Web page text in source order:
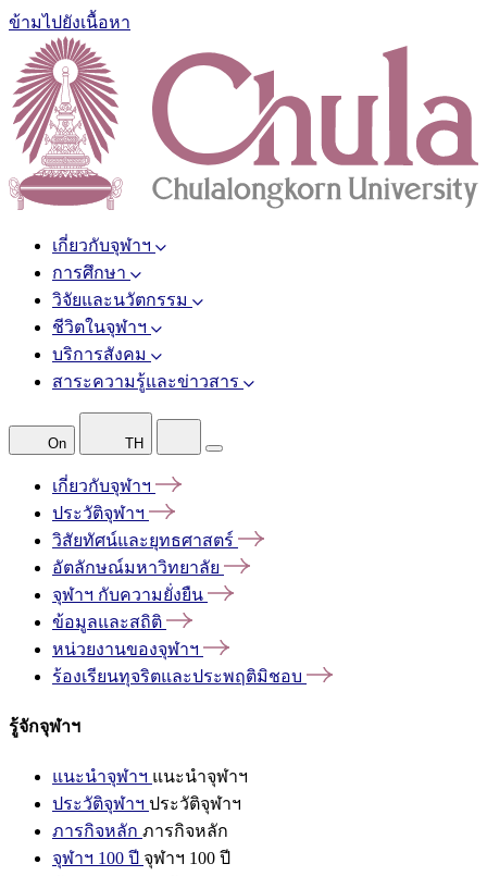
ข้ามไปยังเนื้อหา
เกี่ยวกับจุฬาฯ
การศึกษา
วิจัยและนวัตกรรม
ชีวิตในจุฬาฯ
บริการสังคม
สาระความรู้และข่าวสาร
On TH
เกี่ยวกับจุฬาฯ
ประวัติจุฬาฯ
วิสัยทัศน์และยุทธศาสตร์
อัตลักษณ์มหาวิทยาลัย
จุฬาฯ กับความยั่งยืน
ข้อมูลและสถิติ
หน่วยงานของจุฬาฯ
ร้องเรียนทุจริตและประพฤติมิชอบ
รู้จักจุฬาฯ
แนะนำจุฬาฯ แนะนำจุฬาฯ
ประวัติจุฬาฯ ประวัติจุฬาฯ
ภารกิจหลัก ภารกิจหลัก
จุฬาฯ 100 ปี จุฬาฯ 100 ปี